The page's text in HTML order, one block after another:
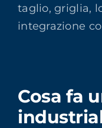
taglio, griglia,
integrazione
Cosa fa